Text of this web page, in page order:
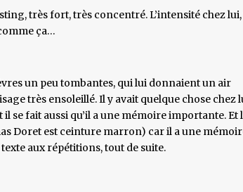
très fort, très concentré. L’intensité chez
ça…
un peu tombantes, qui lui donnaient un air
très ensoleillé. Il y avait quelque chose chez
se fait aussi qu’il a une mémoire importante. Et
Doret est ceinture marron) car il a une
aux répétitions, tout de suite.